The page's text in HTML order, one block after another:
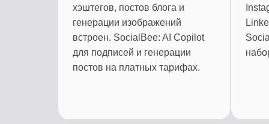
хэштегов, постов блога и
генерации изображений
встроен. SocialBee: AI Copilot
для подписей и генерации
постов на платных тарифах.